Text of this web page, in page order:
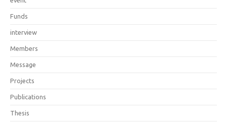
Funds
interview
Members
Message
Projects
Publications
Thesis